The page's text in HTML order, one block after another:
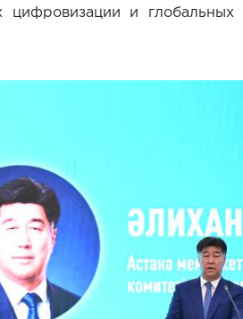
цифровизации и глобальных